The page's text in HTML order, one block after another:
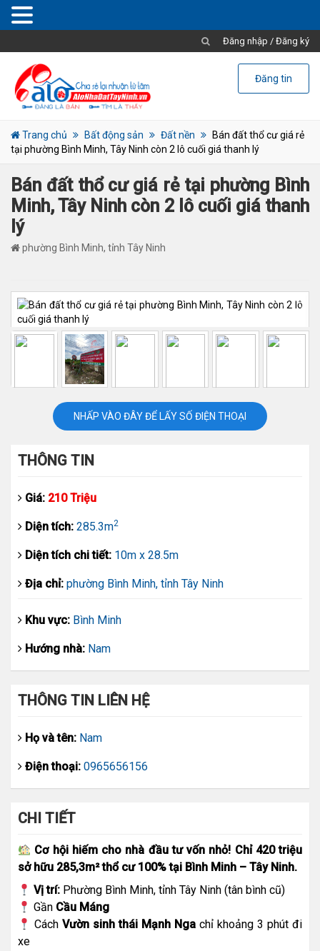
Đăng nhập / Đăng ký
Đăng tin
Trang chủ Bất động sản Đất nền
Bán đất thổ cư giá rẻ
tại phường Bình Minh, Tây Ninh còn 2 lô cuối giá thanh lý
Bán đất thổ cư giá rẻ tại phường Bình
Minh, Tây Ninh còn 2 lô cuối giá thanh
lý
phường Bình Minh, tỉnh Tây Ninh
NHẤP VÀO ĐÂY ĐỂ LẤY SỐ ĐIỆN THOẠI
THÔNG TIN
Giá: 210 Triệu
Diện tích: 285.3m2
Diện tích chi tiết: 10m x 28.5m
Địa chỉ: phường Bình Minh, tỉnh Tây Ninh
Khu vực: Bình Minh
Hướng nhà: Nam
THÔNG TIN LIÊN HỆ
Họ và tên: Nam
Điện thoại: 0965656156
CHI TIẾT
Cơ hội hiếm cho nhà đầu tư vốn nhỏ! Chỉ 420 triệu
sở hữu 285,3m² thổ cư 100% tại Bình Minh – Tây Ninh.
Vị trí: Phường Bình Minh, tỉnh Tây Ninh (tân bình cũ)
Gần Cầu Máng
CáchVườn sinh thái Mạnh Nga chỉ khoảng 3 phút đi
xe